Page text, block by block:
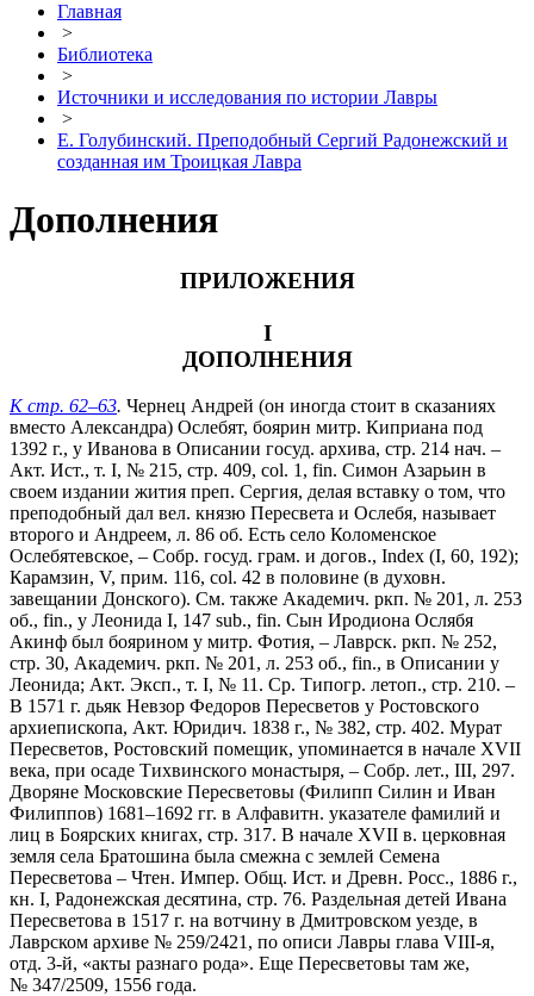
Главная
>
Библиотека
>
Источники и исследования по истории Лавры
>
Е. Голубинский. Преподобный Сергий Радонежский и
созданная им Троицкая Лавра
Дополнения
ПРИЛОЖЕНИЯ
I
ДОПОЛНЕНИЯ
К стр. 62–63. Чернец Андрей (он иногда стоит в cказаниях
вместо Александра) Ослебят, боярин митр. Киприана под
1392 г., у Иванова в Описании госуд. архива, стр. 214 нач. –
Акт. Ист., т. I, № 215, стр. 409, col. 1, fin. Симон Азарьин в
своем издании жития преп. Сергия, делая вставку о том, что
преподобный дал вел. князю Пересвета и Ослебя, называет
второго и Андреем, л. 86 об. Есть село Коломенское
Ослебятевское, – Собр. госуд. грам. и догов., Index (I, 60, 192);
Карамзин, V, прим. 116, col. 42 в половине (в духовн.
завещании Донского). См. также Академич. ркп. № 201, л. 253
об., fin., у Леонида I, 147 sub., fin. Сын Иродиона Ослябя
Акинф был боярином у митр. Фотия, – Лаврск. ркп. № 252,
стр. 30, Академич. ркп. № 201, л. 253 об., fin., в Описании у
Леонида; Акт. Эксп., т. I, № 11. Ср. Типогр. летоп., стр. 210. –
В 1571 г. дьяк Невзор Федоров Пересветов у Ростовского
архиепископа, Акт. Юридич. 1838 г., № 382, стр. 402. Мурат
Пересветов, Ростовский помещик, упоминается в начале XVII
века, при осаде Тихвинского монастыря, – Собр. лет., III, 297.
Дворяне Московские Пересветовы (Филипп Силин и Иван
Филиппов) 1681–1692 гг. в Алфавитн. указателе фамилий и
лиц в Боярских книгах, стр. 317. В начале XVII в. церковная
земля села Братошина была смежна с землей Семена
Пересветова – Чтен. Импер. Общ. Ист. и Древн. Росс., 1886 г.,
кн. I, Радонежская десятина, стр. 76. Раздельная детей Ивана
Пересветова в 1517 г. на вотчину в Дмитровском уезде, в
Лаврском архиве № 259/2421, по описи Лавры глава VIII-я,
отд. 3-й, «акты разнаго рода». Еще Пересветовы там же,
№ 347/2509, 1556 года.